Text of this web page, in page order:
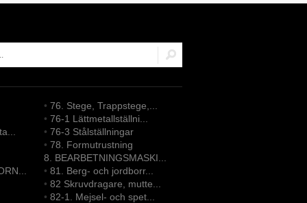
• 76. Stege, Trappstege,...
• 76-1 Lättmetallställni...
• 76-3 Stålställningar
• 78. Formutrustning
8. BEARBETNINGSMASKI...
• 81. Berg- och jordborr...
• 82 Skruvdragare, mutte...
• 82-1. Mejsel- och spet...